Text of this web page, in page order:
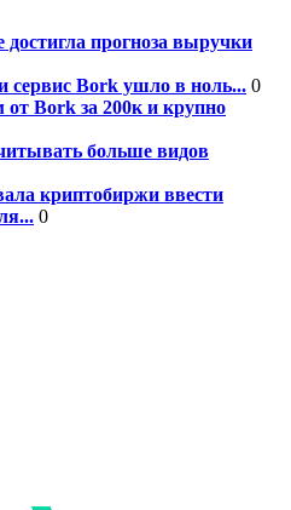
достигла прогноза выручки
сервис Bork ушло в ноль... 0
Bork за 200к и крупно
больше видов
криптобиржи ввести
0